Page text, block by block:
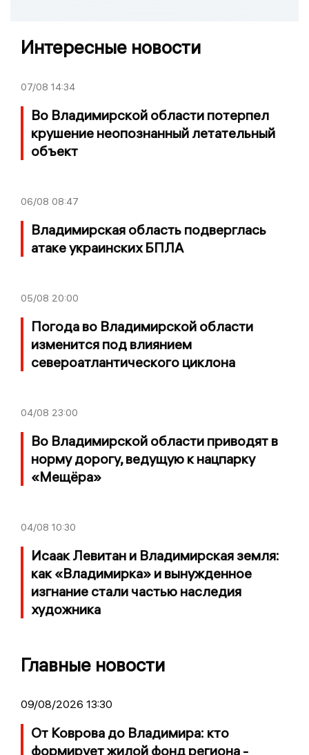
Интересные новости
07/08 14:34
Во Владимирской области потерпел
крушение неопознанный летательный
объект
06/08 08:47
Владимирская область подверглась
атаке украинских БПЛА
05/08 20:00
Погода во Владимирской области
изменится под влиянием
североатлантического циклона
04/08 23:00
Во Владимирской области приводят в
норму дорогу, ведущую к нацпарку
«Мещёра»
04/08 10:30
Исаак Левитан и Владимирская земля:
как «Владимирка» и вынужденное
изгнание стали частью наследия
художника
Главные новости
09/08/2026 13:30
От Коврова до Владимира: кто
формирует жилой фонд региона -